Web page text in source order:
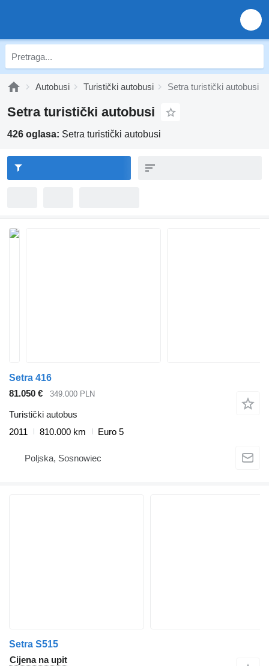
Autobusi Turistički autobusi Setra turistički autobusi
Setra turistički autobusi
426 oglasa: Setra turistički autobusi
Setra 416
81.050 €
349.000 PLN
Turistički autobus
2011
810.000 km Euro 5
Poljska, Sosnowiec
Setra S515
Cijena na upit